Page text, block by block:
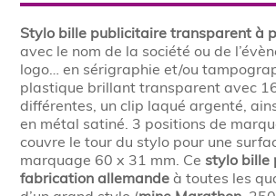
Stylo bille publicitaire transparent à
avec le nom de la société ou de
logo… en sérigraphie et/ou
plastique brillant transparent avec
différentes, un clip laqué argenté,
en métal satiné. 3 positions de
couvre le tour du stylo pour une
marquage 60 x 31 mm. Ce stylo bille
fabrication allemande à toutes les